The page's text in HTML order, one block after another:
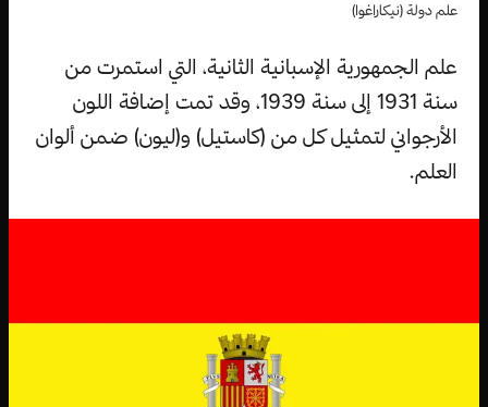
علم دولة (نيكاراغوا)
علم الجمهورية الإسبانية الثانية، التي استمرت من
سنة 1931 إلى سنة 1939، وقد تمت إضافة اللون
الأرجواني لتمثيل كل من (كاستيل) و(ليون) ضمن ألوان
العلم.